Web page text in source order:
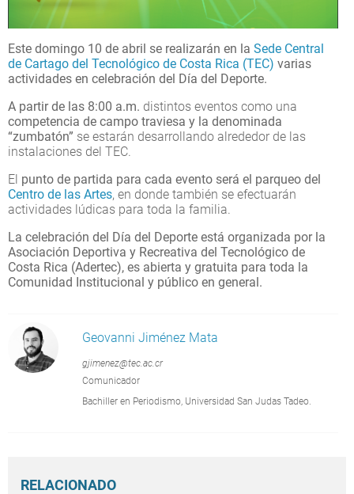
Este domingo 10 de abril se realizarán en la Sede Central
de Cartago del Tecnológico de Costa Rica (TEC) varias
actividades en celebración del Día del Deporte.
A partir de las 8:00 a.m. distintos eventos como una
competencia de campo traviesa y la denominada
“zumbatón” se estarán desarrollando alrededor de las
instalaciones del TEC.
El punto de partida para cada evento será el parqueo del
Centro de las Artes, en donde también se efectuarán
actividades lúdicas para toda la familia.
La celebración del Día del Deporte está organizada por la
Asociación Deportiva y Recreativa del Tecnológico de
Costa Rica (Adertec), es abierta y gratuita para toda la
Comunidad Institucional y público en general.
Geovanni Jiménez Mata
gjimenez@tec.ac.cr
Comunicador
Bachiller en Periodismo, Universidad San Judas Tadeo.
RELACIONADO